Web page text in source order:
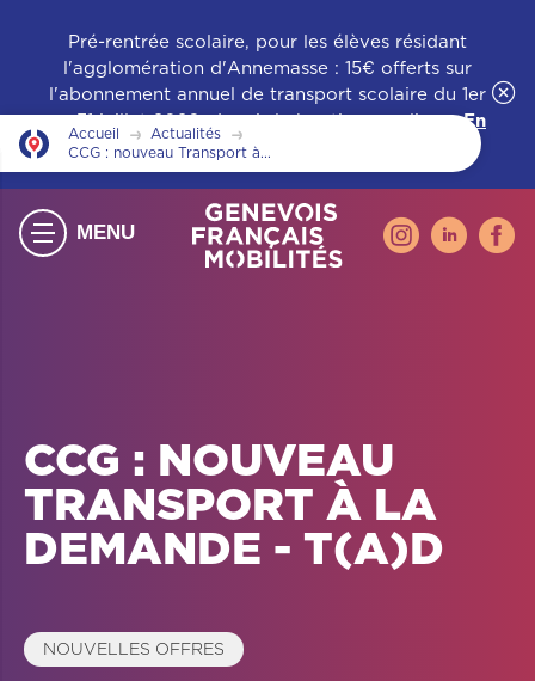
Pré-rentrée scolaire, pour les élèves résidant
l'agglomération d'Annemasse : 15€ offerts sur
l'abonnement annuel de transport scolaire du 1er
au 31 juillet 2026, depuis la boutique en ligne.En
savoir +
MENU
InstagramLinkedin
Accueil
Actualités
CCG : nouveau Transport à...
CCG : NOUVEAU
TRANSPORT À LA
DEMANDE - T(A)D
NOUVELLES OFFRES